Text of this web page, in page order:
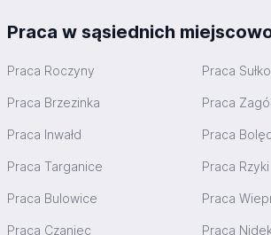
Praca w sąsiednich
Praca Roczyny Praca
Praca Brzezinka Praca
Praca Inwałd Praca
Praca Targanice Praca Rzyki
Praca Bulowice Praca
Praca Czaniec Praca